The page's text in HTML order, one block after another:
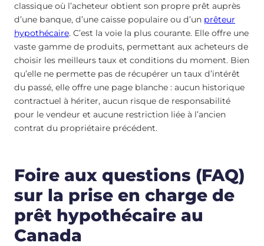
classique où l’acheteur obtient son propre prêt auprès
d’une banque, d’une caisse populaire ou d’un prêteur
hypothécaire. C’est la voie la plus courante. Elle offre une
vaste gamme de produits, permettant aux acheteurs de
choisir les meilleurs taux et conditions du moment. Bien
qu’elle ne permette pas de récupérer un taux d’intérêt
du passé, elle offre une page blanche : aucun historique
contractuel à hériter, aucun risque de responsabilité
pour le vendeur et aucune restriction liée à l’ancien
contrat du propriétaire précédent.
Foire aux questions (FAQ)
sur la prise en charge de
prêt hypothécaire au
Canada